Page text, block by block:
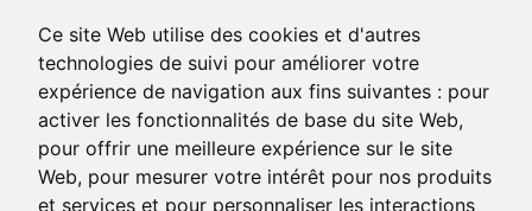
Ce site Web utilise des cookies et d'autres
technologies de suivi pour améliorer votre
expérience de navigation aux fins suivantes : pour
activer les fonctionnalités de base du site Web,
pour offrir une meilleure expérience sur le site
Web, pour mesurer votre intérêt pour nos produits
et services et pour personnaliser les interactions
portez.
Consulter les outils
400-1, rue Jean-Rioux
Trois-Pistoles (Québec) G0L 4K0